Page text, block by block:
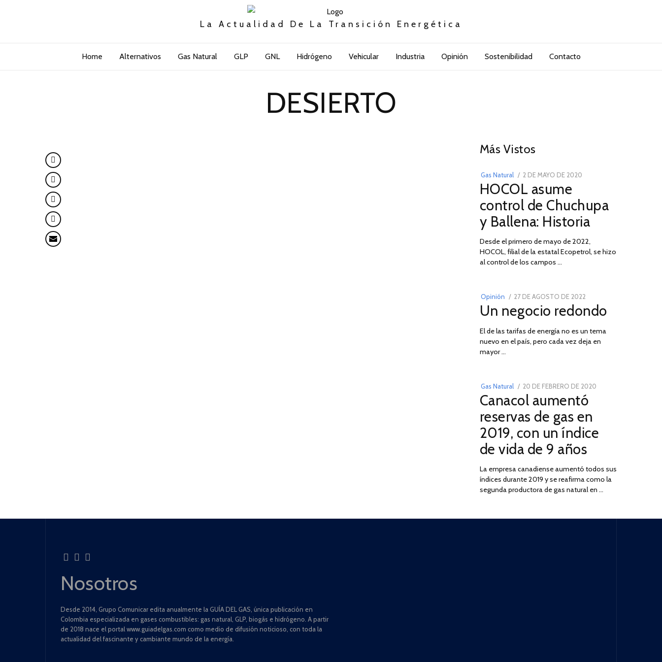
La Actualidad De La Transición Energética
Home Alternativos Gas Natural GLP GNL Hidrógeno Vehicular Industria Opinión Sostenibilidad Contacto
DESIERTO
Más Vistos
Gas Natural
POSTED
ON
2 DE MAYO DE 2020
DE
2026
HOCOL asume
control de Chuchupa
y Ballena: Historia
Desde el primero de mayo de 2022,
HOCOL, filial de la estatal Ecopetrol, se hizo
al control de los campos …
Opinión
POSTED
ON
27 DE AGOSTO DE 202230
DE
DE
2022
Un negocio redondo
El de las tarifas de energía no es un tema
nuevo en el país, pero cada vez deja en
mayor …
03
Gas Natural
POSTED
ON
20 DE FEBRERO DE 2020
2025
Canacol aumentó
reservas de gas en
2019, con un índice
de vida de 9 años
La empresa canadiense aumentó todos sus
índices durante 2019 y se reafirma como la
segunda productora de gas natural en …
Nosotros
Desde 2014, Grupo Comunicar edita anualmente la GUÍA DEL GAS, única publicación en
Colombia especializada en gases combustibles: gas natural, GLP, biogás e hidrógeno. A partir
de 2018 nace el portal www.guiadelgas.com como medio de difusión noticioso, con toda la
actualidad del fascinante y cambiante mundo de la energía.